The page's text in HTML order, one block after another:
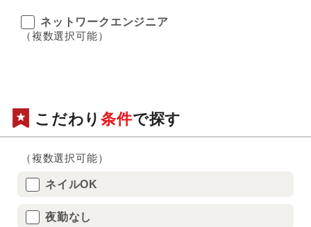
ネットワークエンジニア
（複数選択可能）
こだわり条件で探す
（複数選択可能）
ネイルOK
夜勤なし